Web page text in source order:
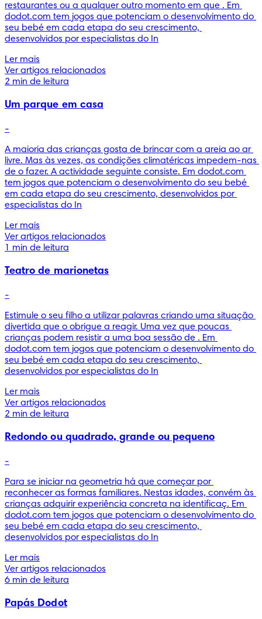
restaurantes ou a qualquer outro momento em que . Em
dodot.com tem jogos que potenciam o desenvolvimento do
seu bebé em cada etapa do seu crescimento,
desenvolvidos por especialistas do In
Ler mais
Ver artigos relacionados
2 min de leitura
Um parque em casa
-
A maioria das crianças gosta de brincar com a areia ao ar
livre. Mas às vezes, as condições climatéricas impedem-nas
de o fazer. A actividade seguinte consiste. Em dodot.com
tem jogos que potenciam o desenvolvimento do seu bebé
em cada etapa do seu crescimento, desenvolvidos por
especialistas do In
Ler mais
Ver artigos relacionados
1 min de leitura
Teatro de marionetas
-
Estimule o seu filho a utilizar palavras criando uma situação
divertida que o obrigue a reagir. Uma vez que poucas
crianças podem resistir a uma boa sessão de . Em
dodot.com tem jogos que potenciam o desenvolvimento do
seu bebé em cada etapa do seu crescimento,
desenvolvidos por especialistas do In
Ler mais
Ver artigos relacionados
2 min de leitura
Redondo ou quadrado, grande ou pequeno
-
Para se iniciar na geometria há que começar por
reconhecer as formas familiares. Nestas idades, convém às
crianças adquirir experiência concreta na identificaç. Em
dodot.com tem jogos que potenciam o desenvolvimento do
seu bebé em cada etapa do seu crescimento,
desenvolvidos por especialistas do In
Ler mais
Ver artigos relacionados
6 min de leitura
Papás Dodot